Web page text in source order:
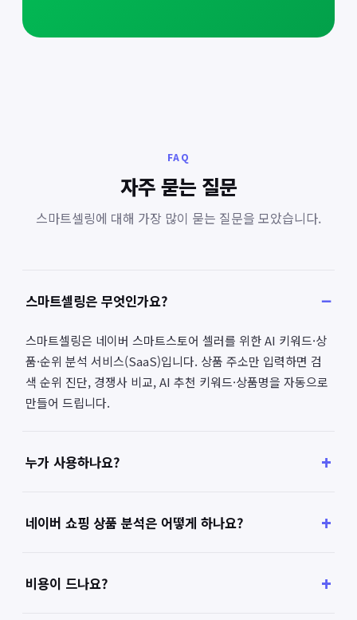
FAQ
자주 묻는 질문
스마트셀링에 대해 가장 많이 묻는 질문을 모았습니다.
스마트셀링은 무엇인가요?
스마트셀링은 네이버 스마트스토어 셀러를 위한 AI 키워드·상
품·순위 분석 서비스(SaaS)입니다. 상품 주소만 입력하면 검
색 순위 진단, 경쟁사 비교, AI 추천 키워드·상품명을 자동으로
만들어 드립니다.
누가 사용하나요?
네이버 쇼핑 상품 분석은 어떻게 하나요?
비용이 드나요?